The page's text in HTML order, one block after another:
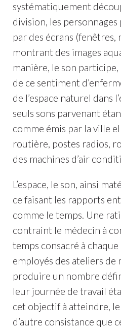
systématiquement
division, les
par des écrans
montrant des images
manière, le son
de ce sentiment
de l’espace naturel dans
seuls sons parvenant
comme émis par la ville
routière, postes radios,
des machines d’air
L’espace, le son, ainsi
ce faisant les rapports
comme le temps. Une
contraint le médecin à
temps consacré à
employés des ateliers
produire un nombre
leur journée de travail
cet objectif à atteindre, le
d’autre consistance que